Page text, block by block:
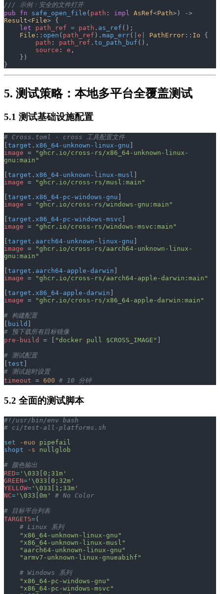
/// 示例：安全的文件打开
pub fn safe_open_file ( path : impl AsRef<Path
Result<File> {
    let
path_ref = path . as_ref ();
    File
:: open ( path_ref ). map_err( e PathError :: Io {
        path
: path_ref . to_path_buf (),
        source
: e ,
    })
}
5. 测试策略：本地多平台全覆盖测试
5.1 测试基础设施配置
# Cross.toml - cross 工具配置文件
target . x86_64-unknown-linux-gnu
image =
"ghcr.io/cross-rs/x86_64-unknown-linux-
gnu:main"
target . x86_64-unknown-linux-musl
image =
"ghcr.io/cross-rs/musl:main"
target . x86_64-pc-windows-gnu
image =
"ghcr.io/cross-rs/windows-gnu:main"
target . x86_64-pc-windows-msvc
image =
"ghcr.io/cross-rs/windows-msvc:main"
target . aarch64-unknown-linux-gnu
image =
"ghcr.io/cross-rs/aarch64-unknown-linux-
gnu:main"
target . aarch64-apple-darwin
image =
"ghcr.io/cross-rs/aarch64-apple-darwin:main"
target . x86_64-apple-darwin
image = "ghcr.io/cross-rs/x86_64-apple-darwin:main"
# 构建配置
build
# 预下载所有目标镜像
pre-build
= [ "docker pull $CROSS_IMAGE"
# 测试配置
test
# 测试超时设置
timeout = 600 # 10 分钟
5.2 全面的测试脚本
#!/usr/bin/env bash
# ci/test-all-platforms.sh
set -euo pipefail
shopt -s nullglob
# 颜色输出
RED= '\033[0;31m'
GREEN= '\033[0;32m'
YELLOW= '\033[1;33m'
NC= '\033[0m' # No Color
# 目标平台列表
TARGETS=(
    # Linux 系列
    "x86_64-unknown-linux-gnu"
    "x86_64-unknown-linux-musl"
    "aarch64-unknown-linux-gnu"
    "armv7-unknown-linux-gnueabihf"
    # Windows 系列
    "x86_64-pc-windows-gnu"
    "x86_64-pc-windows-msvc"